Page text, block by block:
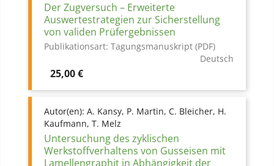
Der Zugversuch – Erweiterte
Auswertestrategien zur Sicherstellung
von validen Prüfergebnissen
Publikationsart: Tagungsmanuskript (PDF)
Deutsch
Preis
25,00 €
Autor(en): A. Kansy, P. Martin, C. Bleicher, H.
Kaufmann, T. Melz
Untersuchung des zyklischen
Werkstoffverhaltens von Gusseisen mit
Lamellengraphit in Abhängigkeit der